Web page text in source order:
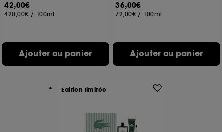
42,00€
420,00€ / 100ml
Ajouter au panier
36,00€
72,00€ / 100ml
Ajouter au panier
Edition limitée